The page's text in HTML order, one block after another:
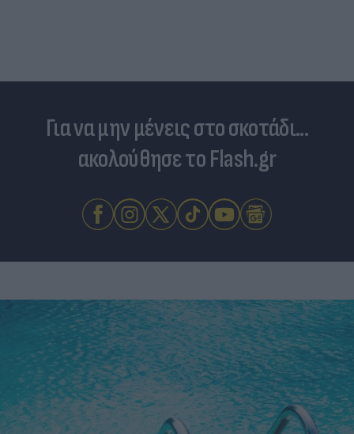
Για να μην μένεις στο σκοτάδι...
ακολούθησε το Flash.gr